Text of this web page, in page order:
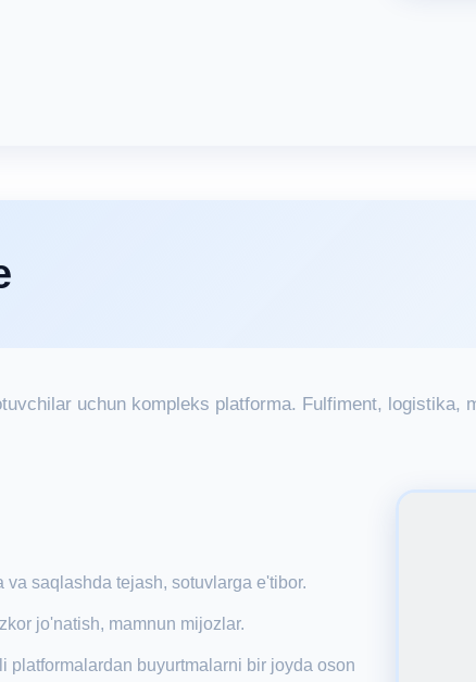
uchun kompleks platforma. Fulfiment, logistika,
saqlashda tejash, sotuvlarga e'tibor.
jo'natish, mamnun mijozlar.
platformalardan buyurtmalarni bir joyda oson